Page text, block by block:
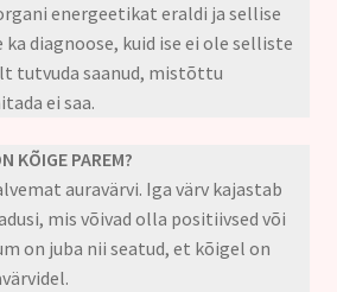
energeetikat eraldi ja sellise
diagnoose, kuid ise ei ole selliste
tutvuda saanud, mistõttu
ei saa.
KÕIGE PAREM?
auravärvi. Iga värv kajastab
mis võivad olla positiivsed või
on juba nii seatud, et kõigel on